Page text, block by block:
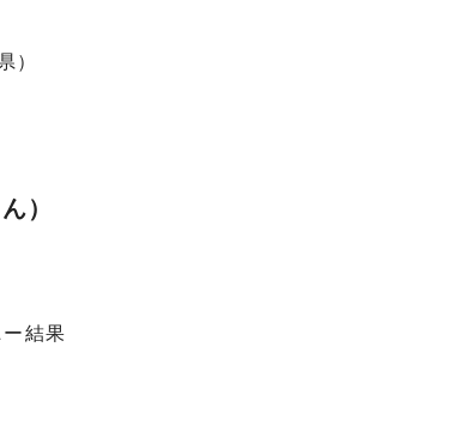
）
）
結果